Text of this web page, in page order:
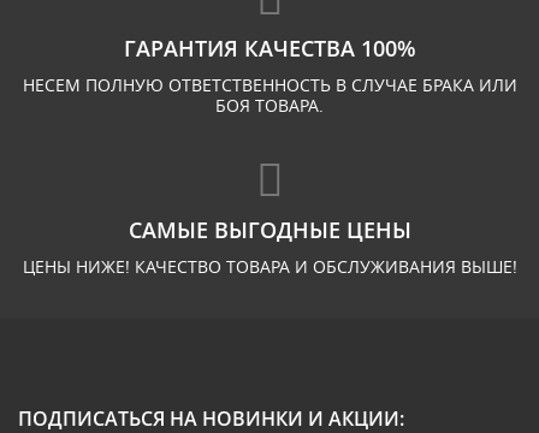
ГАРАНТИЯ КАЧЕСТВА 100%
НЕСЕМ ПОЛНУЮ ОТВЕТСТВЕННОСТЬ В СЛУЧАЕ БРАКА ИЛИ
БОЯ ТОВАРА.
САМЫЕ ВЫГОДНЫЕ ЦЕНЫ
ЦЕНЫ НИЖЕ! КАЧЕСТВО ТОВАРА И ОБСЛУЖИВАНИЯ ВЫШЕ!
ПОДПИСАТЬСЯ НА НОВИНКИ И АКЦИИ: